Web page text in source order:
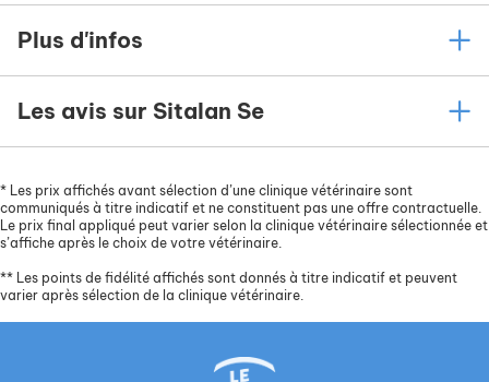
Plus d'infos
Les avis sur Sitalan Se
* Les prix affichés avant sélection d’une clinique vétérinaire sont
communiqués à titre indicatif et ne constituent pas une offre contractuelle.
Le prix final appliqué peut varier selon la clinique vétérinaire sélectionnée et
s’affiche après le choix de votre vétérinaire.
** Les points de fidélité affichés sont donnés à titre indicatif et peuvent
varier après sélection de la clinique vétérinaire.